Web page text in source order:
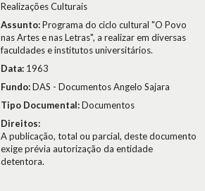
Realizações Culturais
Assunto:Programa do ciclo cultural "O Povo
nas Artes e nas Letras", a realizar em diversas
faculdades e institutos universitários.
Data: 1963
Fundo:DAS - Documentos Angelo Sajara
Tipo Documental:Documentos
Direitos:
A publicação, total ou parcial, deste documento
exige prévia autorização da entidade
detentora.